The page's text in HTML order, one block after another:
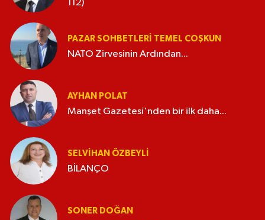
112)
PAZAR SOHBETLERI TEMEL COŞKUN
NATO Zirvesinin Ardından...
AYHAN POLAT
Manşet Gazetesi'nden bir ilk daha...
SELVIHAN ÖZBEYLI
BİLANÇO
SONER DOĞAN